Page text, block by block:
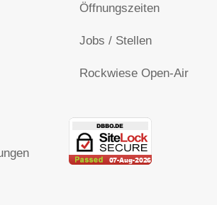
Öffnungszeiten
Jobs / Stellen
Rockwiese Open-Air